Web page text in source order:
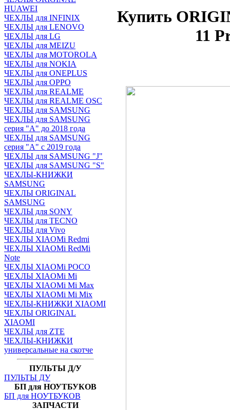
HUAWEI
ЧЕХЛЫ для INFINIX
ЧЕХЛЫ для LENOVO
ЧЕХЛЫ для LG
ЧЕХЛЫ для MEIZU
ЧЕХЛЫ для MOTOROLA
ЧЕХЛЫ для NOKIA
ЧЕХЛЫ для ONEPLUS
ЧЕХЛЫ для OPPO
ЧЕХЛЫ для REALME
ЧЕХЛЫ для REALME OSC
ЧЕХЛЫ для SAMSUNG
ЧЕХЛЫ для SAMSUNG
серия "A" до 2018 года
ЧЕХЛЫ для SAMSUNG
серия "A" с 2019 года
ЧЕХЛЫ для SAMSUNG "J"
ЧЕХЛЫ для SAMSUNG "S"
ЧЕХЛЫ-КНИЖКИ
SAMSUNG
ЧЕХЛЫ ORIGINAL
SAMSUNG
ЧЕХЛЫ для SONY
ЧЕХЛЫ для TECNO
ЧЕХЛЫ для Vivo
ЧЕХЛЫ XIAOMi Redmi
ЧЕХЛЫ XIAOMi RedMi
Note
ЧЕХЛЫ XIAOMi POCO
ЧЕХЛЫ XIAOMi Mi
ЧЕХЛЫ XIAOMi Mi Max
ЧЕХЛЫ XIAOMi Mi Mix
ЧЕХЛЫ-КНИЖКИ XIAOMI
ЧЕХЛЫ ORIGINAL
XIAOMI
ЧЕХЛЫ для ZTE
ЧЕХЛЫ-КНИЖКИ
универсальные на скотче
ПУЛЬТЫ Д/У
ПУЛЬТЫ ДУ
БП для НОУТБУКОВ
БП для НОУТБУКОВ
ЗАПЧАСТИ
Купить
11